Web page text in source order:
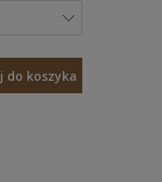
do koszyka